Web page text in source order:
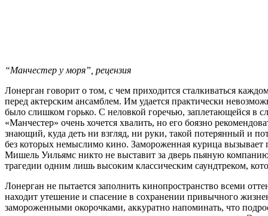
“Манчестер у моря”, рецензия
Лонерган говорит о том, с чем приходится сталкиваться
перед актерским ансамблем. Им удается практически
было слишком горько. С неловкой горечью, заплетающейся в
«Манчестер» очень хочется хвалить, но его боязно
знающий, куда деть ни взгляд, ни руки, такой потерянный и
без которых немыслимо кино. Замороженная курица вызывает
Мишель Уильямс никто не выставит за дверь пьяную
трагедии одним лишь высоким классическим саундтреком,
Лонерган не пытается заполнить кинопространство всеми
находит утешение и спасение в сохранении привычного
замороженными окорочками, аккуратно напоминать, что